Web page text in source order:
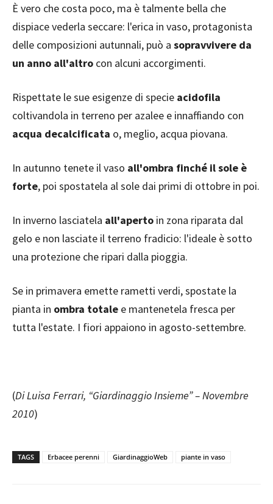
È vero che costa poco, ma è talmente bella che
dispiace vederla seccare: l'erica in vaso, protagonista
delle composizioni autunnali, può a sopravvivere da
un anno all'altro con alcuni accorgimenti.
Rispettate le sue esigenze di specie acidofila
coltivandola in terreno per azalee e innaffiando con
acqua decalcificata o, meglio, acqua piovana.
In autunno tenete il vaso all'ombra finché il sole è
forte, poi spostatela al sole dai primi di ottobre in poi.
In inverno lasciatela all'aperto in zona riparata dal
gelo e non lasciate il terreno fradicio: l'ideale è sotto
una protezione che ripari dalla pioggia.
Se in primavera emette rametti verdi, spostate la
pianta in ombra totale e mantenetela fresca per
tutta l'estate. I fiori appaiono in agosto-settembre.
(Di Luisa Ferrari, “Giardinaggio Insieme” – Novembre
2010)
TAGS Erbacee perenni GiardinaggioWeb piante in vaso